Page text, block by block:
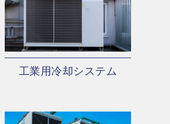
工業用冷却システム